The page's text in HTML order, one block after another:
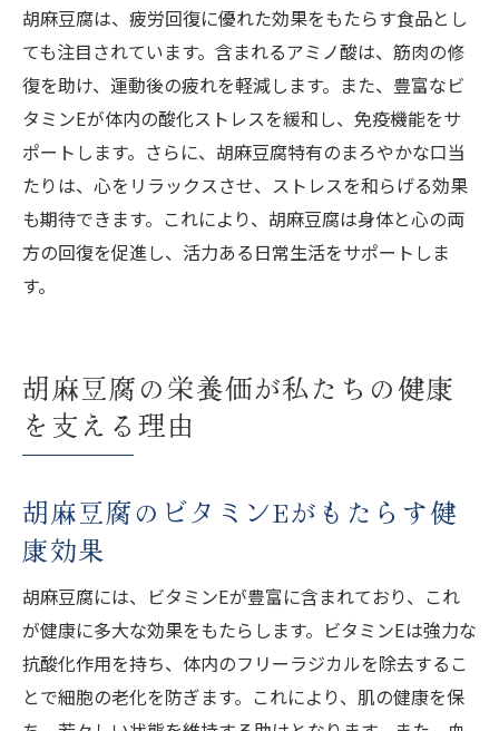
胡麻豆腐は、疲労回復に優れた効果をもたらす食品とし
ても注目されています。含まれるアミノ酸は、筋肉の修
復を助け、運動後の疲れを軽減します。また、豊富なビ
タミンEが体内の酸化ストレスを緩和し、免疫機能をサ
ポートします。さらに、胡麻豆腐特有のまろやかな口当
たりは、心をリラックスさせ、ストレスを和らげる効果
も期待できます。これにより、胡麻豆腐は身体と心の両
方の回復を促進し、活力ある日常生活をサポートしま
す。
胡麻豆腐の栄養価が私たちの健康
を支える理由
胡麻豆腐のビタミンEがもたらす健
康効果
胡麻豆腐には、ビタミンEが豊富に含まれており、これ
が健康に多大な効果をもたらします。ビタミンEは強力な
抗酸化作用を持ち、体内のフリーラジカルを除去するこ
とで細胞の老化を防ぎます。これにより、肌の健康を保